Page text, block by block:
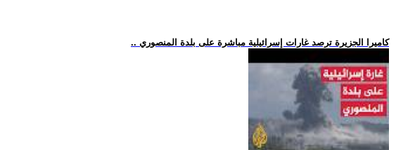
.. كاميرا الجزيرة ترصد غارات إسرائيلية مباشرة على بلدة المنصوري